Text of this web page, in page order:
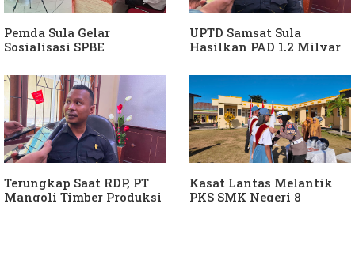
Pemda Sula Gelar
Sosialisasi SPBE
UPTD Samsat Sula
Hasilkan PAD 1,2 Milyar
Terungkap Saat RDP, PT
Mangoli Timber Produksi
Kasat Lantas Melantik
PKS SMK Negeri 8